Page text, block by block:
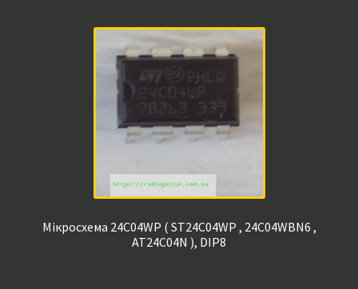
Мікросхема 24C04WP ( ST24C04WP , 24C04WBN6 ,
AT24C04N ), DIP8